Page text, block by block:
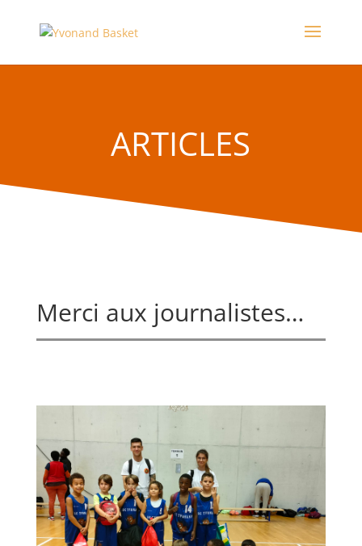
ARTICLES
Merci aux journalistes…